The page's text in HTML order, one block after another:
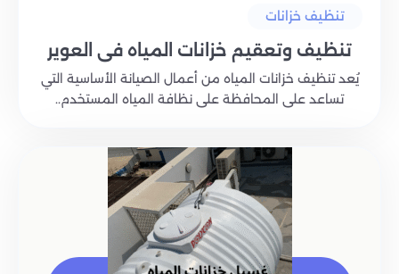
تنظيف خزانات
تنظيف وتعقيم خزانات المياه في العوير
يُعد تنظيف خزانات المياه من أعمال الصيانة الأساسية التي
تساعد على المحافظة على نظافة المياه المستخدم..